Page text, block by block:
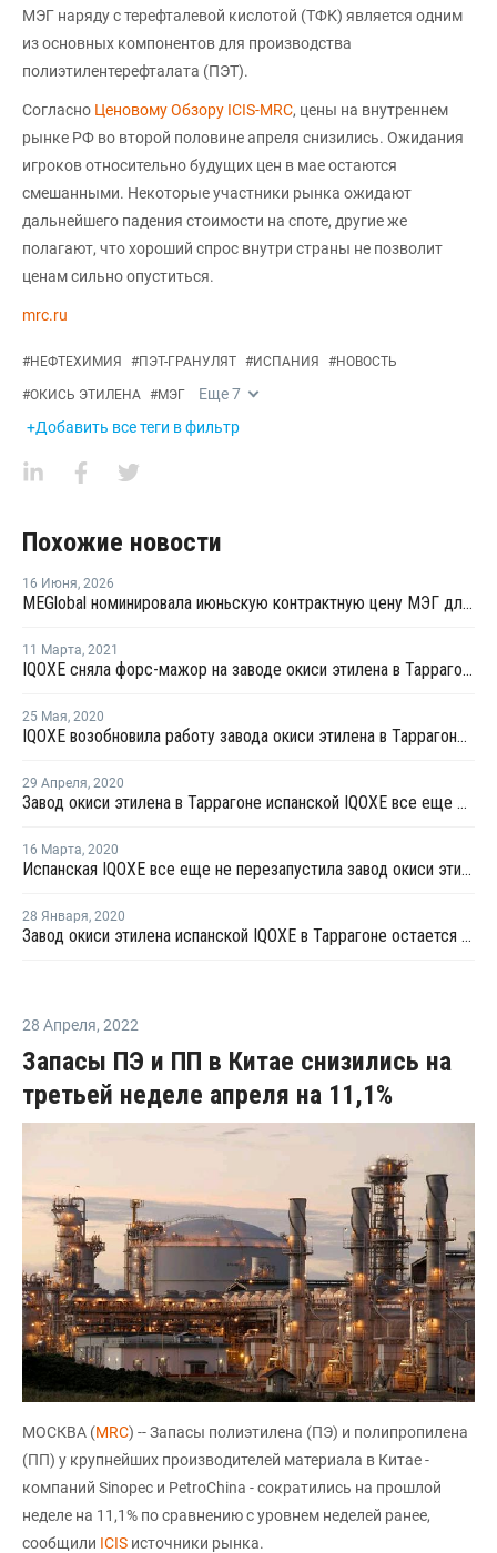
МЭГ наряду с терефталевой кислотой (ТФК) является одним
из основных компонентов для производства
полиэтилентерефталата (ПЭТ).
Согласно Ценовому Обзору ICIS-MRC, цены на внутреннем
рынке РФ во второй половине апреля снизились. Ожидания
игроков относительно будущих цен в мае остаются
смешанными. Некоторые участники рынка ожидают
дальнейшего падения стоимости на споте, другие же
полагают, что хороший спрос внутри страны не позволит
ценам сильно опуститься.
mrc.ru
#НЕФТЕХИМИЯ #ПЭТ-ГРАНУЛЯТ #ИСПАНИЯ #НОВОСТЬ
#ОКИСЬ ЭТИЛЕНА #МЭГ Еще7
+Добавить все теги в фильтр
Похожие новости
16 Июня, 2026
MEGlobal номинировала июньскую контрактную цену МЭГ для Азии
11 Марта, 2021
IQOXE сняла форс-мажор на заводе окиси этилена в Таррагоне
25 Мая, 2020
IQOXE возобновила работу завода окиси этилена в Таррагоне после взрыва
29 Апреля, 2020
Завод окиси этилена в Таррагоне испанской IQOXE все еще остается закрытым после взрыва
16 Марта, 2020
Испанская IQOXE все еще не перезапустила завод окиси этилена в Таррагоне после взрыва
28 Января, 2020
Завод окиси этилена испанской IQOXE в Таррагоне остается закрытым после взрыва
28 Апреля, 2022
Запасы ПЭ и ПП в Китае снизились на
третьей неделе апреля на 11,1%
МОСКВА (MRC) -- Запасы полиэтилена (ПЭ) и полипропилена
(ПП) у крупнейших производителей материала в Китае -
компаний Sinopec и PetroChina - сократились на прошлой
неделе на 11,1% по сравнению с уровнем неделей ранее,
сообщили ICIS источники рынка.